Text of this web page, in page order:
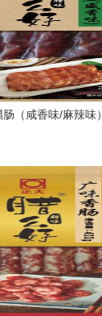
肠（咸香味/麻辣味）